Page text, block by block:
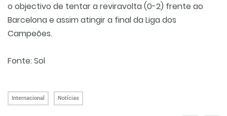
o objectivo de tentar a reviravolta (0-2) frente ao
Barcelona e assim atingir a final da Liga dos
Campeões.
Fonte: Sol
Internacional Notícias